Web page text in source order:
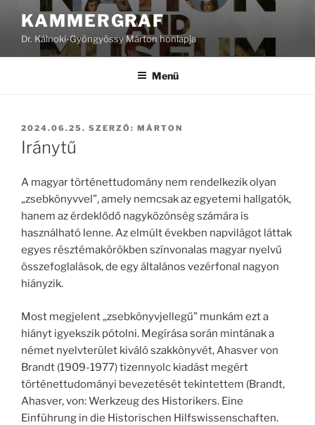
Tartalomhoz
KAMMERGRAF
Dr. Kálnoki-Gyöngyössy Márton honlapja
Menü
BEKÜLDVE:
2024.06.25. SZERZŐ: MÁRTON
Iránytű
A magyar történettudomány nem rendelkezik olyan
„zsebkönyvvel”, amely nemcsak az egyetemi hallgatók,
hanem az érdeklődő nagyközönség számára is
használható lenne. Az elmúlt években napvilágot láttak
egyes résztémakörök­ben színvonalas magyar nyelvű
összefoglalások, de egy általános vezérfonal nagyon
hiányzik.
Most megjelent „zsebkönyvjellegű” munkám ezt a
hiányt igyekszik pótolni. Megírása során mintának a
német nyelvterület kiváló szakkönyvét, Ahasver von
Brandt (1909-1977) tizennyolc kiadást megért
történettudományi bevezetését tekintettem (Brandt,
Ahasver, von: Werkzeug des Historikers. Eine
Einführung in die Historischen Hilfswissenschaften.